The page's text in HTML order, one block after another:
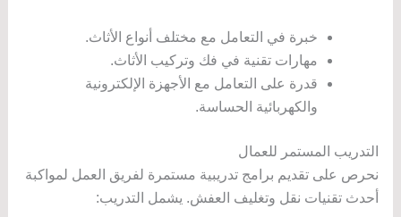
خبرة في التعامل مع مختلف أنواع الأثاث.
مهارات تقنية في فك وتركيب الأثاث.
قدرة على التعامل مع الأجهزة الإلكترونية
والكهربائية الحساسة.
التدريب المستمر للعمال
نحرص على تقديم برامج تدريبية مستمرة لفريق العمل لمواكبة
أحدث تقنيات نقل وتغليف العفش. يشمل التدريب: